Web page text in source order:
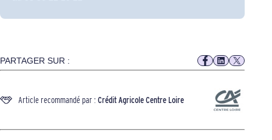
PARTAGER SUR :
Article recommandé par : Crédit Agricole Centre Loire